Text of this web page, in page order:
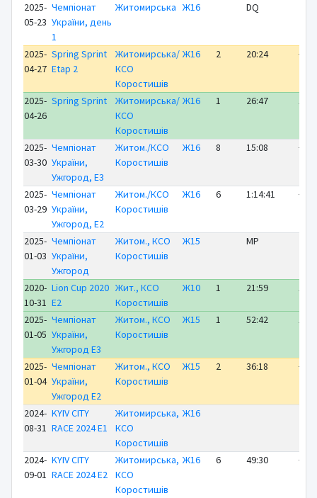
2025-
05-23
Чемпіонат
України, день
1
Житомирська Ж16 DQ
2025-
04-27
Spring Sprint
Etap 2
Житомирська/
КСО
Коростишів
Ж16 2 20:24 +
2025-
04-26
Spring Sprint
Житомирська/
КСО
Коростишів
Ж16 1 26:47
2025-
03-30
Чемпіонат
України,
Ужгород, E3
Житом./КСО
Коростишів
Ж16 8 15:08 +
2025-
03-29
Чемпіонат
України,
Ужгород, E2
Житом./КСО
Коростишів
Ж16 6 1:14:41
2025-
01-03
Чемпіонат
України,
Ужгород
Житом., КСО
Коростишів
Ж15 MP
2020-
10-31
Lion Cup 2020
E2
Жит., КСО
Коростишів
Ж10 1 21:59
2025-
01-05
Чемпіонат
України,
Ужгород E3
Житом., КСО
Коростишів
Ж15 1 52:42
2025-
01-04
Чемпіонат
України,
Ужгород E2
Житом., КСО
Коростишів
Ж15 2 36:18 +
2024-
08-31
KYIV CITY
RACE 2024 E1
Житомирська,
КСО
Коростишів
Ж16
2024-
09-01
KYIV CITY
RACE 2024 E2
Житомирська,
КСО
Коростишів
Ж16 6 49:30 +